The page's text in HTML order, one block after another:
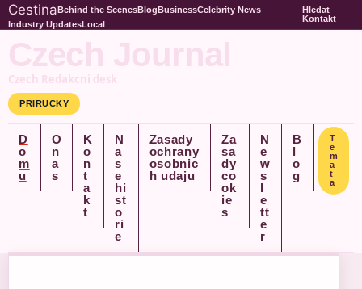
CestinaBehind the ScenesBlogBusinessCelebrity News
Industry UpdatesLocal
Hledat
Kontakt
Czech Journal
Czech Redakcni desk
PRIRUCKY
D
o
m
u
O
n
a
s
K
o
n
t
a
k
t
N
a
s
e
hi
st
o
ri
e
Zasady
ochrany
osobnic
h udaju
Za
sa
dy
co
ok
ie
s
N
e
w
s
l
e
tt
e
r
B
l
o
g
T
e
m
a
t
a